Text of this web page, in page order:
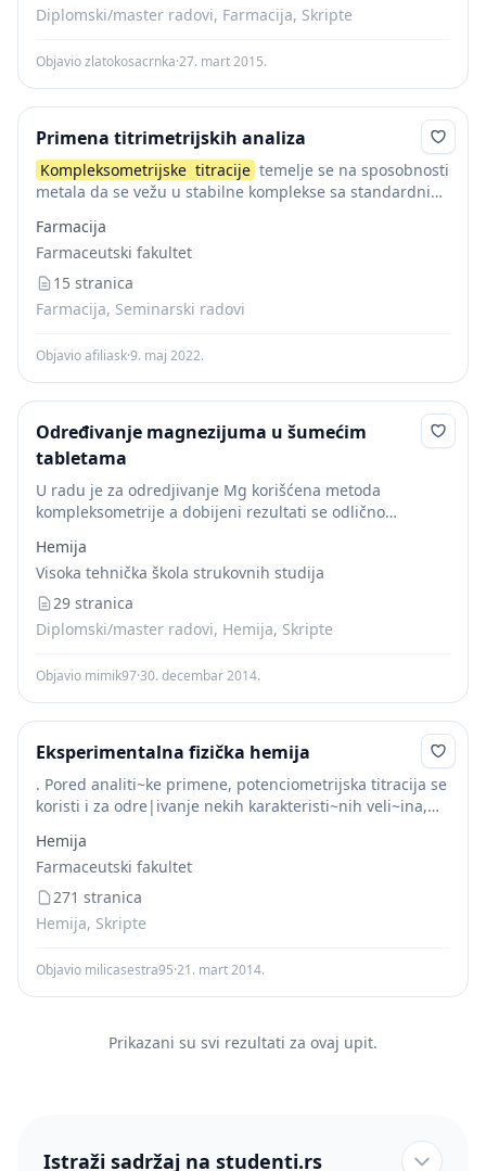
Diplomski/master radovi, Farmacija, Skripte
Objavio zlatokosacrnka·27. mart 2015.
Primena titrimetrijskih analiza
Kompleksometrijske titracije temelje se na sposobnosti
metala da se vežu u stabilne komplekse sa standardnim
kao elektron-akceptori, a joni reagensa kao elektron-
donori....
Farmacija
Farmaceutski fakultet
15 stranica
Farmacija, Seminarski radovi
Objavio afiliask·9. maj 2022.
Određivanje magnezijuma u šumećim
tabletama
U radu je za odredjivanje Mg korišćena metoda
kompleksometrije a dobijeni rezultati se odlično
Kompleksometrija ( kompleksometrijska titracija,
helatometrija) je oblik volumetrijske analize u kojoj se...
Hemija
Visoka tehnička škola strukovnih studija
29 stranica
Diplomski/master radovi, Hemija, Skripte
Objavio mimik97·30. decembar 2014.
Eksperimentalna fizička hemija
. Pored analiti~ke primene, potenciometrijska titracija se
koristi i za odre|ivanje nekih karakteristi~nih veli~ina,
stabilnosti kompleksa, proizvod rastvorljivosti i
standardni oksidoredukcioni...
Hemija
Farmaceutski fakultet
271 stranica
Hemija, Skripte
Objavio milicasestra95·21. mart 2014.
Prikazani su svi rezultati za ovaj upit.
Istraži sadržaj na studenti.rs